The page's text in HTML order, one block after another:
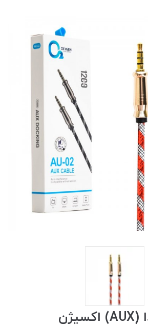
کابل 1 به 1 صدا (AUX) اکسیژن